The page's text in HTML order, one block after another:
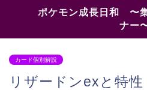
ポケモン成長日和 〜
ナー
カード個別解説
リザードンexと特